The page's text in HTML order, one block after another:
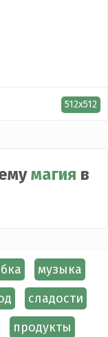
512x512
магия в
музыка
сладости
продукты